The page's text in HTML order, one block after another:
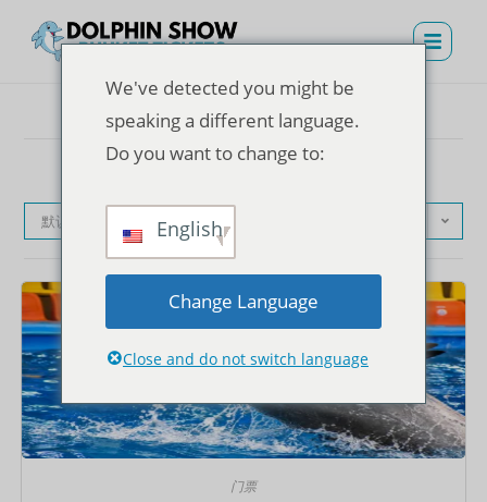
默认产品排序
门票
We've detected you might be
speaking a different language.
Do you want to change to:
English
Change Language
Close and do not switch language